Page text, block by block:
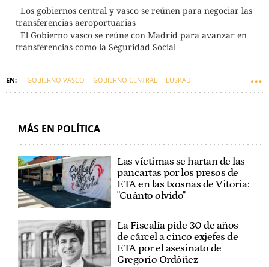
Los gobiernos central y vasco se reúnen para negociar las
transferencias aeroportuarias
El Gobierno vasco se reúne con Madrid para avanzar en
transferencias como la Seguridad Social
GOBIERNO VASCO GOBIERNO CENTRAL EUSKADI
MÁS EN POLÍTICA
Las víctimas se hartan de las
pancartas por los presos de
ETA en las txosnas de Vitoria:
"Cuánto olvido"
La Fiscalía pide 30 de años
de cárcel a cinco exjefes de
ETA por el asesinato de
Gregorio Ordóñez